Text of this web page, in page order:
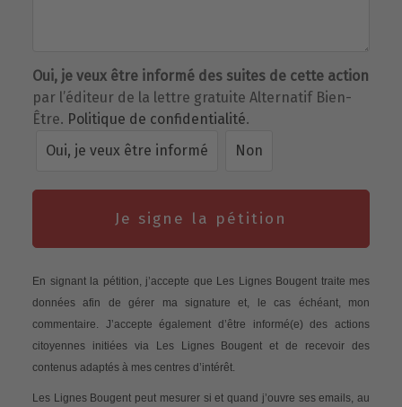
Oui, je veux être informé des suites de cette action
par l’éditeur de la lettre gratuite Alternatif Bien-
Être. Politique de confidentialité.
Oui, je veux être informé
Non
Je signe la pétition
En signant la pétition, j’accepte que Les Lignes Bougent traite mes
données afin de gérer ma signature et, le cas échéant, mon
commentaire. J’accepte également d’être informé(e) des actions
citoyennes initiées via Les Lignes Bougent et de recevoir des
contenus adaptés à mes centres d’intérêt.
Les Lignes Bougent peut mesurer si et quand j’ouvre ses emails, au